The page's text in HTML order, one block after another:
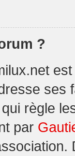
?
ses
qui règle
par